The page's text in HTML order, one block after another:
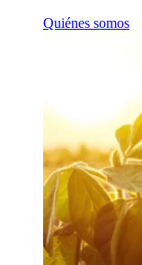
Quiénes somos